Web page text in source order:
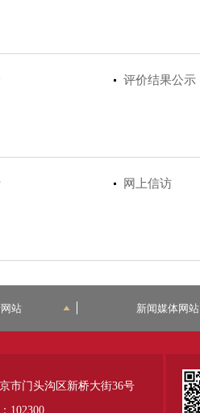
评价结果公示
网上信访
站 新闻媒体网站
市门头沟区新桥大街36号
102300